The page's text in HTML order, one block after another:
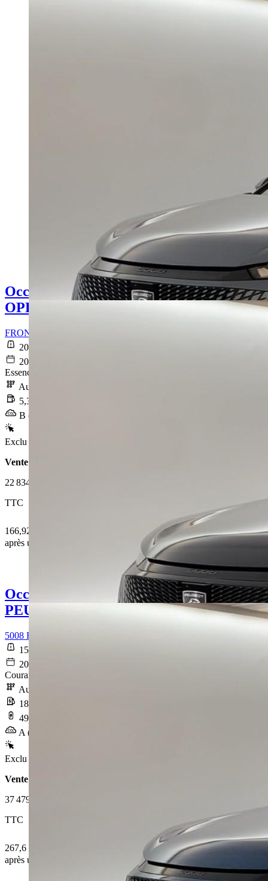
Occasion
OPEL FRONTERA
FRONTERA 1.2 Turbo Hybrid 145 ch e-DCT6 Edition
20 871 km
2025-07-09
Essence sans plomb
Automatique
5,3 l/100km
B (119 g/km)
Exclu Web
Vente 100% en ligne
22 834 €
TTC
166,92 € /Mois
après un premier loyer de 6 850,2 €
Occasion
PEUGEOT 5008
5008 Electrique 210 ch 73 kWh GT
15 562 km
2025-04-08
Courant électrique
Automatique
18 kWh/100km
496 km
A (0 g/km)
Exclu Web
Vente 100% en ligne
37 479 €
TTC
267,6 € /Mois
après un premier loyer de 11 243,7 €